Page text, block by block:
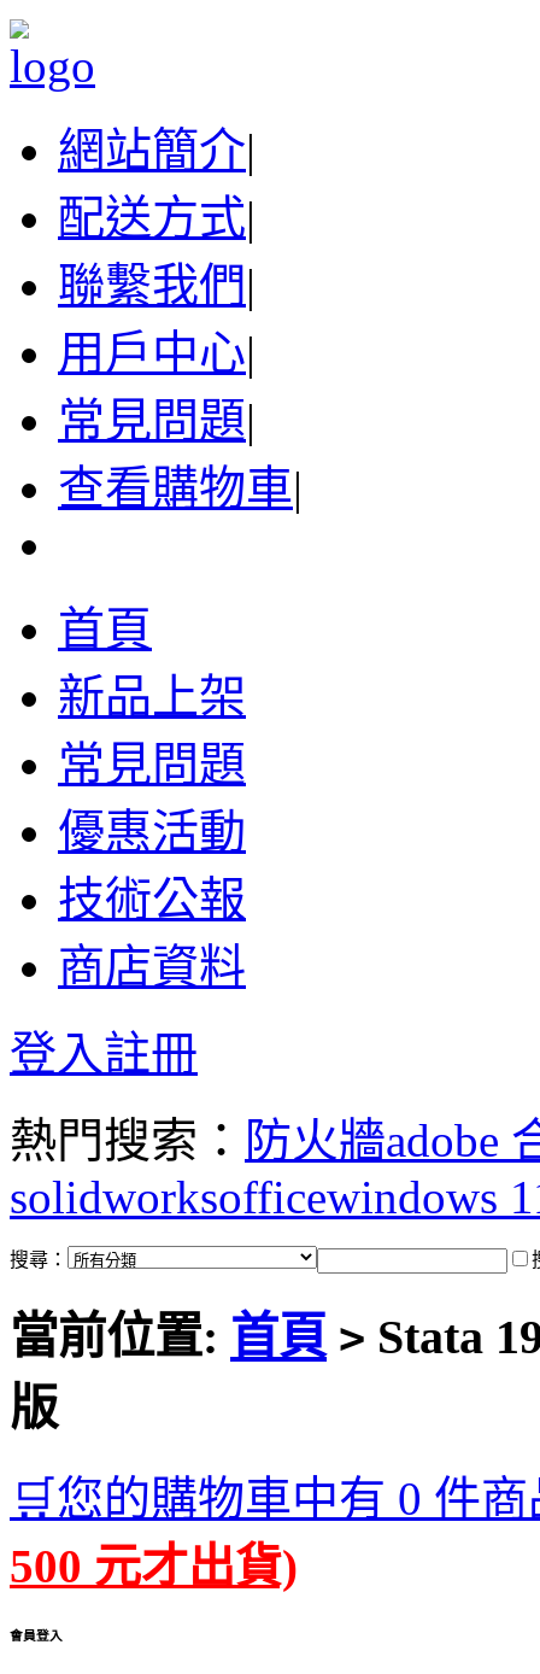
網站簡介|
配送方式|
聯繫我們|
用戶中心|
常見問題|
查看購物車|
首頁
新品上架
常見問題
優惠活動
技術公報
商店資料
登入註冊
熱門搜索： 防火牆adobe
solidworksofficewindows
搜尋：
當前位置: 首頁 > Stata
版
🛒您的購物車中有 0 件
500 元才出貨)
會員登入